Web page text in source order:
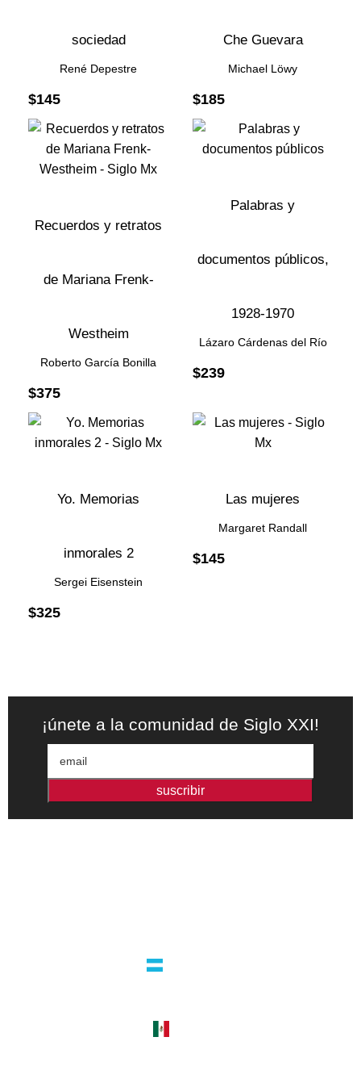
sociedad
René Depestre
$145
Che Guevara
Michael Löwy
$185
Recuerdos y retratos
de Mariana Frenk-
Westheim
Roberto García Bonilla
$375
Palabras y
documentos públicos,
1928-1970
Lázaro Cárdenas del Río
$239
Yo. Memorias
inmorales 2
Sergei Eisenstein
$325
Las mujeres
Margaret Randall
$145
¡únete a la comunidad de Siglo XXI!
suscribir
argentina